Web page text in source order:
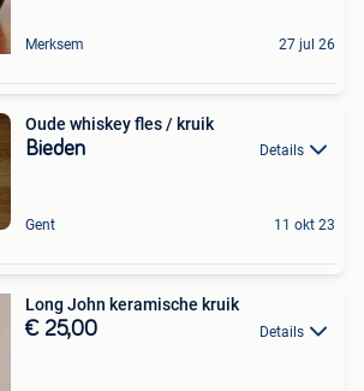
Merksem 27 jul 26
Oude whiskey fles / kruik
Bieden Details
Gent 11 okt 23
Long John keramische kruik
€ 25,00 Details